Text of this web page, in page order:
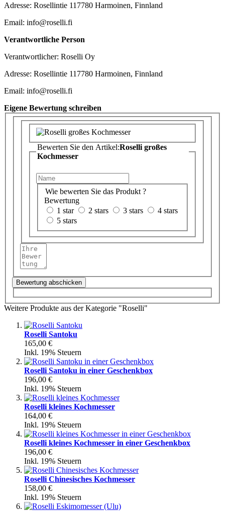
Adresse: Rosellintie 117780 Harmoinen, Finnland
Email: info@roselli.fi
Verantwortliche Person
Verantwortlicher: Roselli Oy
Adresse: Rosellintie 117780 Harmoinen, Finnland
Email: info@roselli.fi
Eigene Bewertung schreiben
Bewerten Sie den Artikel:Roselli großes
Kochmesser
Wie bewerten Sie das Produkt ?
Bewertung
1 star
2 stars 3 stars
4 stars
5 stars
Bewertung abschicken
Weitere Produkte aus der Kategorie "Roselli"
Roselli Santoku
165,00 €
Inkl. 19% Steuern
Roselli Santoku in einer Geschenkbox
196,00 €
Inkl. 19% Steuern
Roselli kleines Kochmesser
164,00 €
Inkl. 19% Steuern
Roselli kleines Kochmesser in einer Geschenkbox
196,00 €
Inkl. 19% Steuern
Roselli Chinesisches Kochmesser
158,00 €
Inkl. 19% Steuern